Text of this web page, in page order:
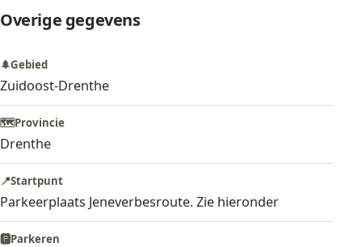
Overige gegevens
🌲Gebied
Zuidoost-Drenthe
🗺️Provincie
Drenthe
📍Startpunt
Parkeerplaats Jeneverbesroute. Zie hieronder
🅿️Parkeren